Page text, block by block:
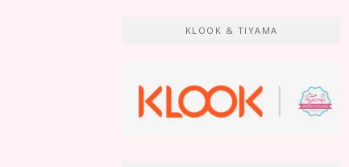
KLOOK & TIYAMA